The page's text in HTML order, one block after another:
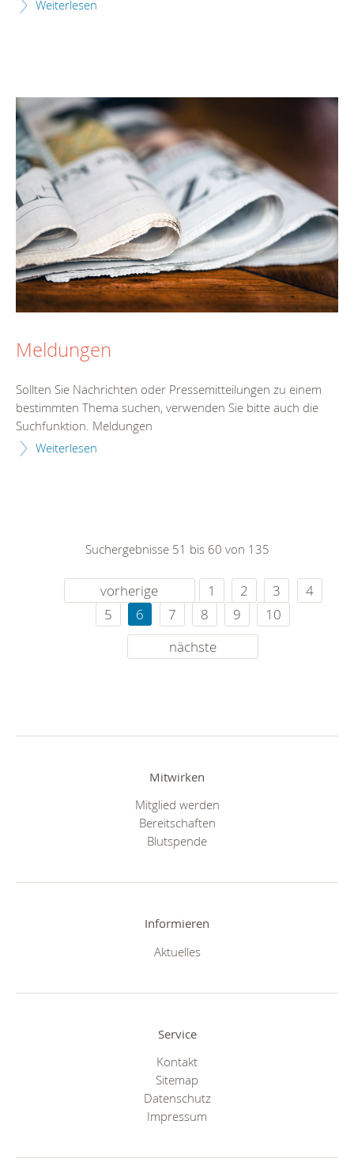
Weiterlesen
Meldungen
Sollten Sie Nachrichten oder Pressemitteilungen zu einem
bestimmten Thema suchen, verwenden Sie bitte auch die
Suchfunktion. Meldungen
Weiterlesen
Suchergebnisse 51 bis 60 von 135
vorherige 1 2 3
4
5
6 7 8 9
10
nächste
Mitwirken
Mitglied werden
Bereitschaften
Blutspende
Informieren
Aktuelles
Service
Kontakt
Sitemap
Datenschutz
Impressum